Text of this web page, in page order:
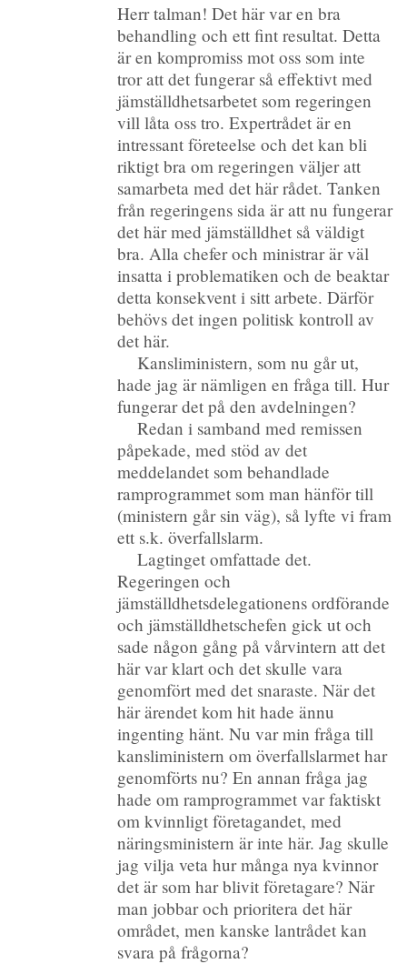
Herr talman! Det här var en bra
behandling och ett fint resultat. Detta
är en kompromiss mot oss som inte
tror att det fungerar så effektivt med
jämställdhetsarbetet som regeringen
vill låta oss tro. Expertrådet är en
intressant företeelse och det kan bli
riktigt bra om regeringen väljer att
samarbeta med det här rådet. Tanken
från regeringens sida är att nu fungerar
det här med jämställdhet så väldigt
bra. Alla chefer och ministrar är väl
insatta i problematiken och de beaktar
detta konsekvent i sitt arbete. Därför
behövs det ingen politisk kontroll av
det här.
Kansliministern, som nu går ut,
hade jag är nämligen en fråga till. Hur
fungerar det på den avdelningen?
Redan i samband med remissen
påpekade, med stöd av det
meddelandet som behandlade
ramprogrammet som man hänför till
(ministern går sin väg), så lyfte vi fram
ett s.k. överfallslarm.
Lagtinget omfattade det.
Regeringen och
jämställdhetsdelegationens ordförande
och jämställdhetschefen gick ut och
sade någon gång på vårvintern att det
här var klart och det skulle vara
genomfört med det snaraste. När det
här ärendet kom hit hade ännu
ingenting hänt. Nu var min fråga till
kansliministern om överfallslarmet har
genomförts nu? En annan fråga jag
hade om ramprogrammet var faktiskt
om kvinnligt företagandet, med
näringsministern är inte här. Jag skulle
jag vilja veta hur många nya kvinnor
det är som har blivit företagare? När
man jobbar och prioritera det här
området, men kanske lantrådet kan
svara på frågorna?